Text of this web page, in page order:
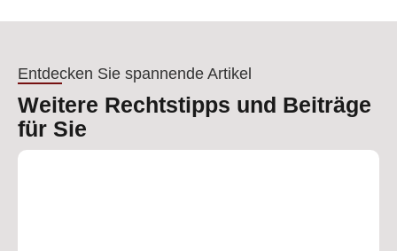
Entdecken Sie spannende Artikel
Weitere Rechtstipps und Beiträge
für Sie